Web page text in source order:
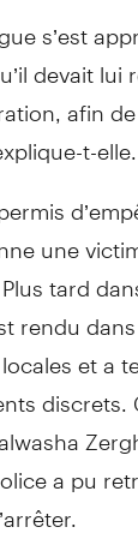
s’est
devait lui
afin
t-elle.
une
tard
rendu
et a
a pu